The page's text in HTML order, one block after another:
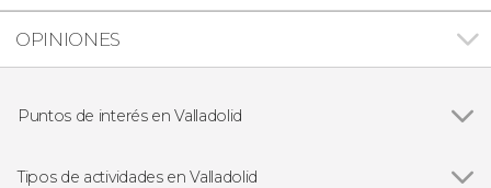
OPINIONES
Puntos de interés en Valladolid
Tipos de actividades en Valladolid